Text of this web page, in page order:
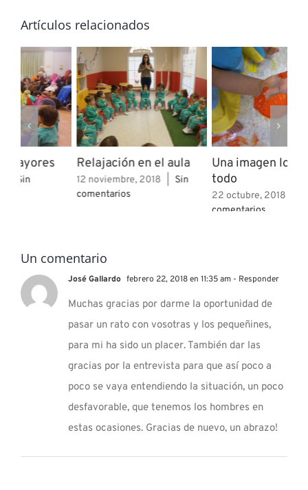
Artículos relacionados
Una imagen lo dice
todo
22 octubre, 2018 | Sin
Una entrevista muy
especial
10 enero, 2020 | Sin